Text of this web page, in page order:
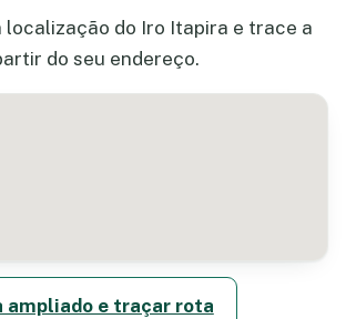
localização do Iro Itapira e trace a
do seu endereço.
ampliado e traçar rota